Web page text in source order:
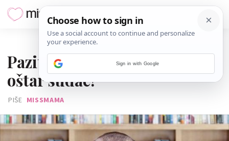
Pazite što radite: vaša beba je
oštar sudac!
PIŠE MISSMAMA
Sign in with Google